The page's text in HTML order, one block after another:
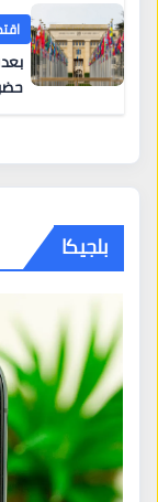
بلجيكا